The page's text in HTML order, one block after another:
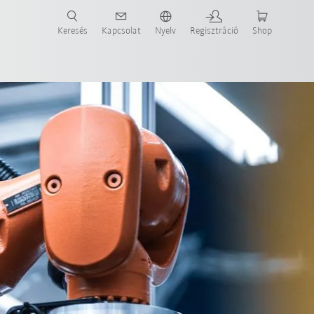
Keresés Kapcsolat Nyelv Regisztráció Shop